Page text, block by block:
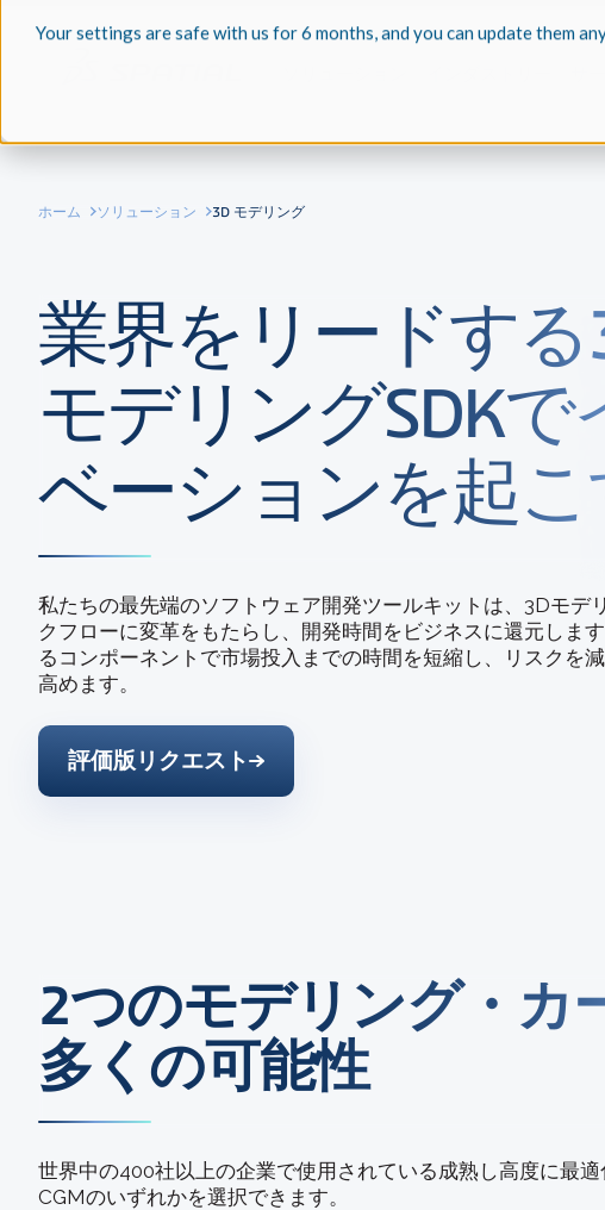
Your settings are safe with us for 6 months, and you can update them
ホーム ソリューション 3D モデリング
業界をリードする
モデリングSDKで
ベーションを起こ
私たちの最先端のソフトウェア開発ツールキットは、3Dモデ
クフローに変革をもたらし、開発時間をビジネスに還元しま
るコンポーネントで市場投入までの時間を短縮し、リスクを
高めます。
評価版リクエスト
2つのモデリング・カ
多くの可能性
世界中の400社以上の企業で使用されている成熟し高度に最
CGMのいずれかを選択できます。